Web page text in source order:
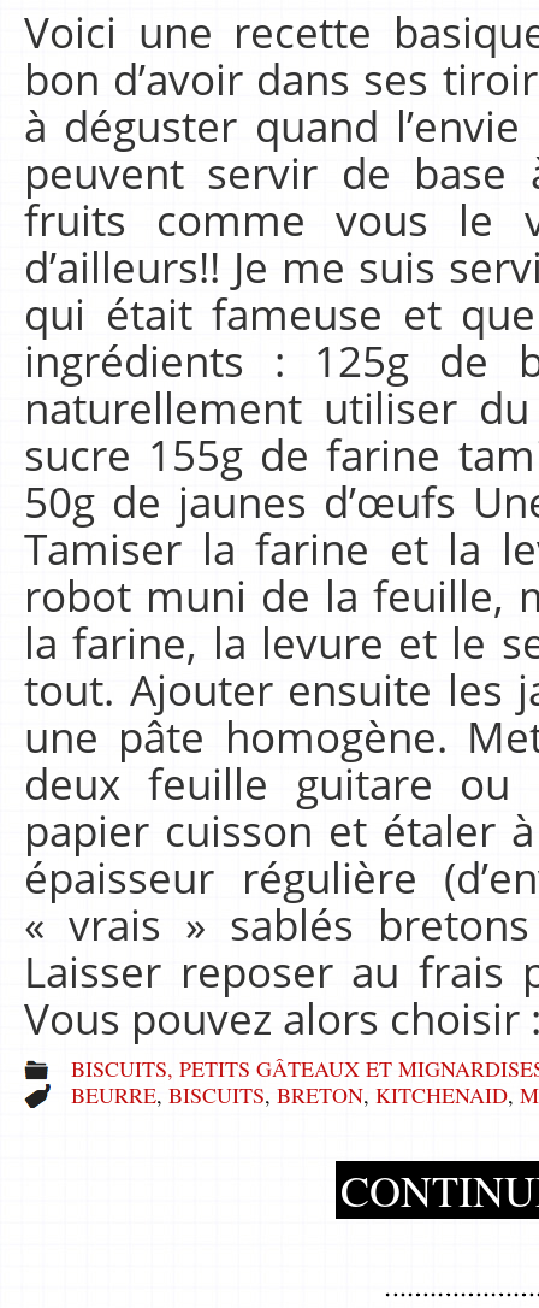
Voici une recette
bon d’avoir dans ses
à déguster quand
peuvent servir de base
fruits comme vous le
d’ailleurs!! Je me suis
qui était fameuse et
ingrédients : 125g de
naturellement utiliser
sucre 155g de farine
50g de jaunes d’œufs
Tamiser la farine et la
robot muni de la feuille,
la farine, la levure et le
tout. Ajouter ensuite les
une pâte homogène.
deux feuille guitare
papier cuisson et étaler
épaisseur régulière
« vrais » sablés
Laisser reposer au frais
Vous pouvez alors
BISCUITS, PETITS GÂTEAUX ET
BEURRE, BISCUITS, BRETON, KITCHENAID,